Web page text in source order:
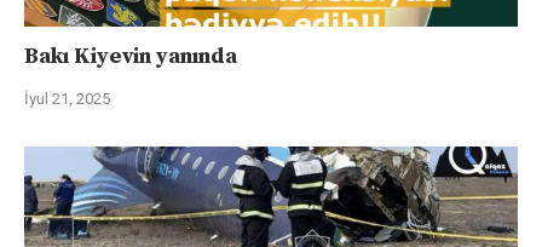
Bakı Kiyevin yanında
İyul 21, 2025